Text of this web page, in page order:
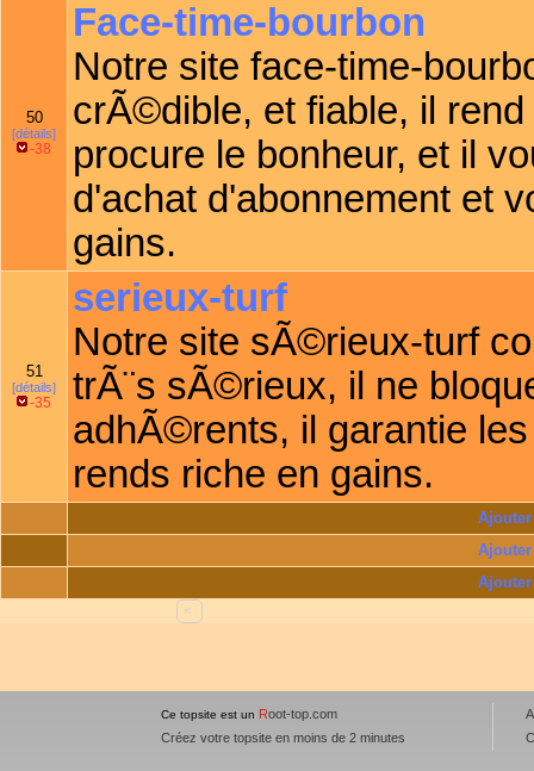
50
[détails]
-38
Face-time-bourbon
Notre site face-time-
crÃ©dible, et fiable, il
procure le bonheur, et il
d'achat d'abonnement et
gains.
51
[détails]
-35
serieux-turf
Notre site sÃ©rieux-turf
trÃ¨s sÃ©rieux, il ne
adhÃ©rents, il garantie
rends riche en gains.
<
Ce topsite est un Root-top.com
Créez votre topsite en moins de 2 minutes